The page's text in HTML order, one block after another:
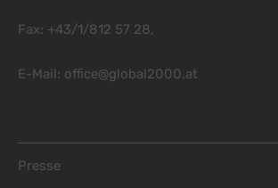
Fax: +43/1/812 57 28,
E-Mail: office@global2000.at
Presse